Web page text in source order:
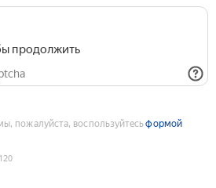
продолжить
пожалуйста, воспользуйтесьформой